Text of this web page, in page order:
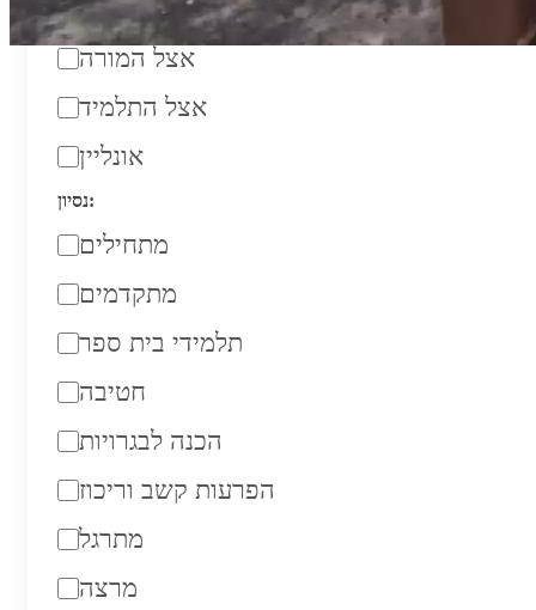
מקום מפגש:
אצל המורה
אצל התלמיד
אונליין
נסיון:
מתחילים
מתקדמים
תלמידי בית ספר
חטיבה
הכנה לבגרויות
הפרעות קשב וריכוז
מתרגל
מרצה